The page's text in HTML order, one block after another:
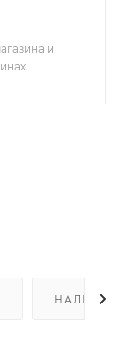
и
НАЛИЧИЕ